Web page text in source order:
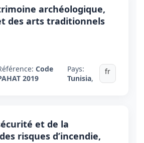
archéologique,
des arts traditionnels
Code
2019
Pays:
Tunisia,
fr
et de la
risques d’incendie,